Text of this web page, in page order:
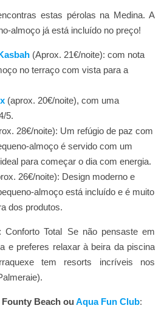
estas pérolas na Medina. A
almoço já está incluído no preço!
(Aprox. 21€/noite): com nota
no terraço com vista para a
(aprox. 20€/noite), com uma
5.
28€/noite): Um refúgio de paz com
almoço é servido com um
para começar o dia com energia.
26€/noite): Design moderno e
almoço está incluído e é muito
dos produtos.
: Conforto Total Se não pensaste em
e preferes relaxar à beira da piscina
tem resorts incríveis nos
Beach ou Aqua Fun Club: